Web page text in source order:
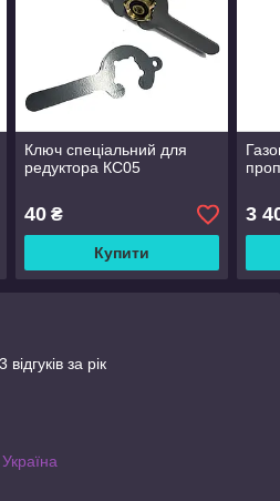
Ключ спеціальний для
редуктора КС05
40₴
Купити
3
за рік